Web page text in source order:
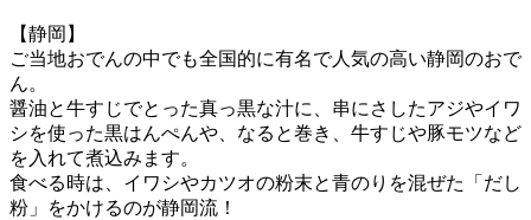
【静岡】
ご当地おでんの中でも全国的に有名で人気の高い静岡のおで
ん。
醤油と牛すじでとった真っ黒な汁に、串にさしたアジやイワ
シを使った黒はんぺんや、なると巻き、牛すじや豚モツなど
を入れて煮込みます。
食べる時は、イワシやカツオの粉末と青のりを混ぜた「だし
粉」をかけるのが静岡流！